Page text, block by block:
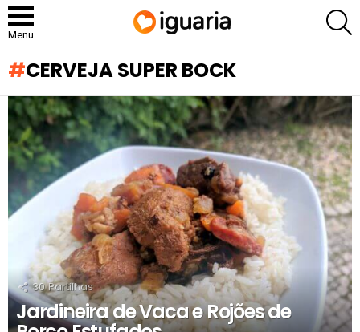
Menu
CERVEJA SUPER BOCK
RECOMENDADOS
30 Partilhas
Jardineira de Vaca e Rojões de